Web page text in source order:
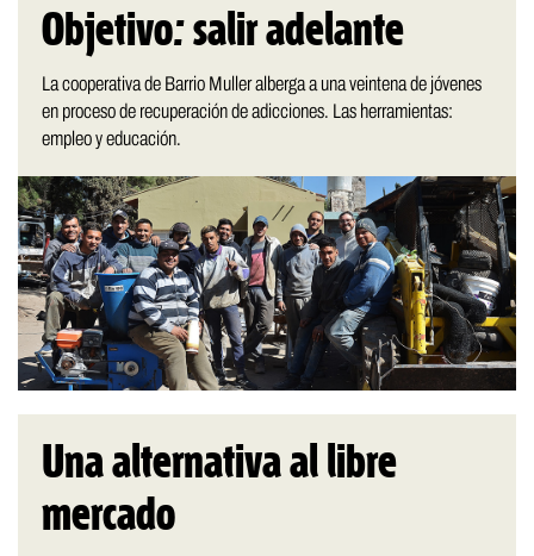
Objetivo: salir adelante
La cooperativa de Barrio Muller alberga a una veintena de jóvenes
en proceso de recuperación de adicciones. Las herramientas:
empleo y educación.
Una alternativa al libre
mercado